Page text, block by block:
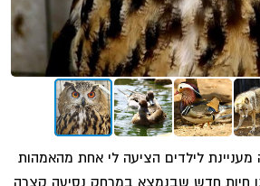
מעניינת לילדים הציעה לי אחת מהאמהות
חיות חדש שבנמצא במרחק נסיעה קצרה